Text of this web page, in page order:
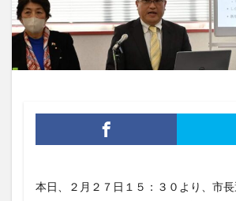
本日、２月２７日１５：３０より、市